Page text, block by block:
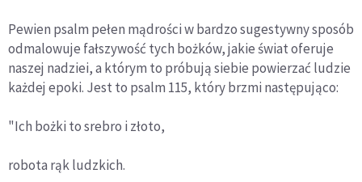
Pewien psalm pełen mądrości w bardzo sugestywny sposób
odmalowuje fałszywość tych bożków, jakie świat oferuje
naszej nadziei, a którym to próbują siebie powierzać ludzie
każdej epoki. Jest to psalm 115, który brzmi następująco:
"Ich bożki to srebro i złoto,
robota rąk ludzkich.